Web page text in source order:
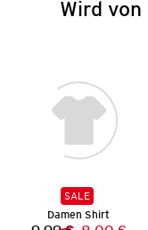
Wird
SALE
Damen Shirt